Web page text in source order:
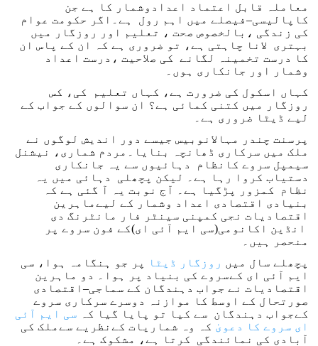
معاملہ قابل اعتماد اعدادوشمار کا ہے جن
کاپالیسی–فیصلے میں اہم رول ہے۔اگر حکومت عوام
کی زندگی ،بالخصوص صحت ، تعلیم اور روزگار میں
بہتری لانا چاہتی ہے، تو ضروری ہے کہ ان کے پاس ان
کا درست تخمینہ لگانے کی صلاحیت ،درست اعداد
وشمار اور جانکاری ہوں۔
کہاں اسکول کی ضرورت ہے، کہاں تعلیم کی، کس
روزگار میں کتنی کمائی ہے؟ ان سوالوں کے جواب کے
لیے ڈیٹا ضروری ہے۔
پرسنت چندر مہالانوبیس جیسے دور اندیش لوگوں نے
ملک میں سرکاری ڈھانچہ بنایا۔مردم شماری، نیشنل
سیمپل سروے کانظام دہائیوں سے یہ جانکاری
دستیاب کروا رہا ہے۔ لیکن پچھلی دہائی میں یہ
نظام کمزور پڑگیا ہے۔ آج نوبت یہ آ گئی ہے کہ
بنیادی اقتصادی اعداد وشمار کے لیےماہرین
اقتصادیات نجی کمپنی سینٹر فار مانٹرنگ دی
انڈین اکانومی(سی ایم آئی ای)کے فون سروے پر
منحصر ہیں۔
پچھلے سال میں روزگار ڈیٹا
پر جو ہنگامہ ہوا، سی
ایم آئی ای کےسروے کی بنیاد پر ہوا۔ دو ماہرین
اقتصادیات نے جواب دہندگان کے سماجی–اقتصادی
صورتحال کے اوسط کا موازنہ دوسرے سرکاری سروے
کےجواب دہندگان سے کیا تو پایا گیا کہ سی ایم آئی
ای سروے کا دعویٰ کہ وہ شماریات کےنظریے سےملک کی
آبادی کی نمائندگی کرتا ہے، مشکوک ہے۔